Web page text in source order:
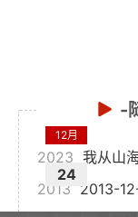
-
12月
24
2023 我从山
2013 2013-